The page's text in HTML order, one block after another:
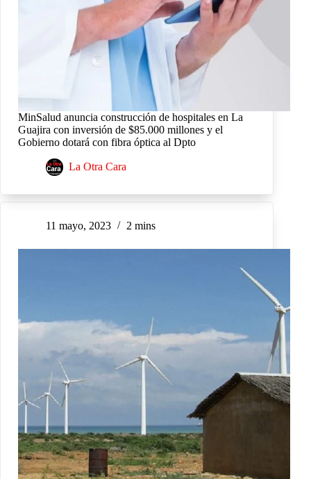
MinSalud anuncia construcción de hospitales en La
Guajira con inversión de $85.000 millones y el
Gobierno dotará con fibra óptica al Dpto
La Otra Cara
11 mayo, 2023 2 mins